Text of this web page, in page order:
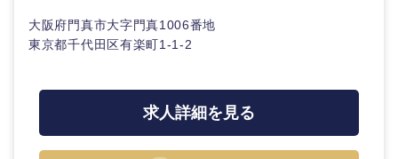
大阪府門真市大字門真1006番地
東京都千代田区有楽町1-1-2
求人詳細を見る